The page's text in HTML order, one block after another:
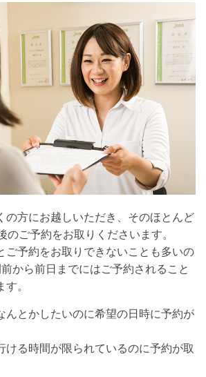
の方にお越しいただき、そのほとんど
のご予約をお取りくださいます。
ご予約をお取りできないことも多いの
から前日までにはご予約されること
。
んとかしたいのに希望の日時に予約が
ける時間が限られているのに予約が取